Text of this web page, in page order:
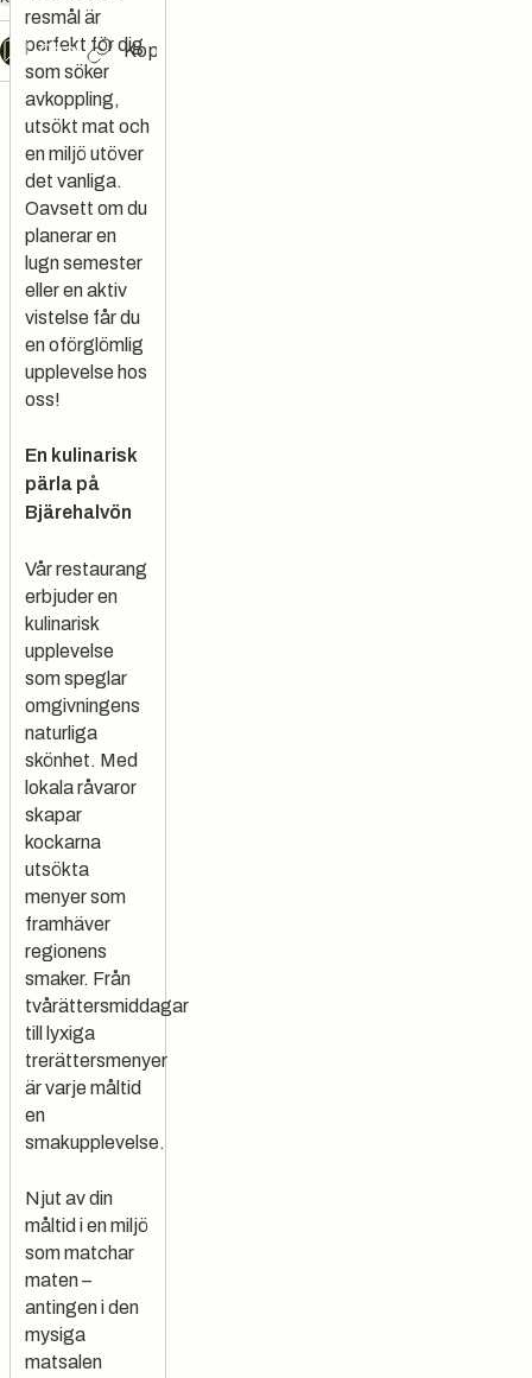
Chat Kopiera länk
resmål är
perfekt för dig
som söker
avkoppling,
utsökt mat och
en miljö utöver
det vanliga.
Oavsett om du
planerar en
lugn semester
eller en aktiv
vistelse får du
en oförglömlig
upplevelse hos
oss!
En kulinarisk
pärla på
Bjärehalvön
Vår restaurang
erbjuder en
kulinarisk
upplevelse
som speglar
omgivningens
naturliga
skönhet. Med
lokala råvaror
skapar
kockarna
utsökta
menyer som
framhäver
regionens
smaker. Från
tvårättersmiddagar
till lyxiga
trerättersmenyer
är varje måltid
en
smakupplevelse.
Njut av din
måltid i en miljö
som matchar
maten –
antingen i den
mysiga
matsalen